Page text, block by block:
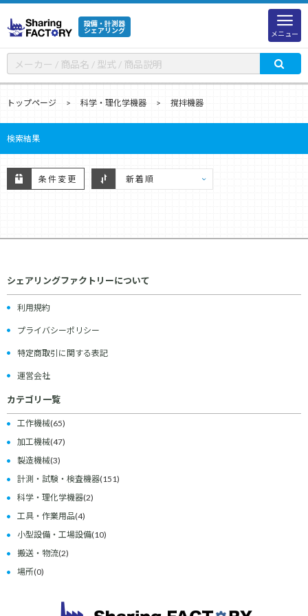
設備・計測器
シェアリング
メニュー
トップページ 科学・理化学機器 撹拌機器
検索結果
条件変更
シェアリングファクトリーについて
利用規約
プライバシーポリシー
特定商取引に関する表記
運営会社
カテゴリ一覧
工作機械(65)
加工機械(47)
製造機械(3)
計測・試験・検査機器(151)
科学・理化学機器(2)
工具・作業用品(4)
小型設備・工場設備(10)
搬送・物流(2)
場所(0)